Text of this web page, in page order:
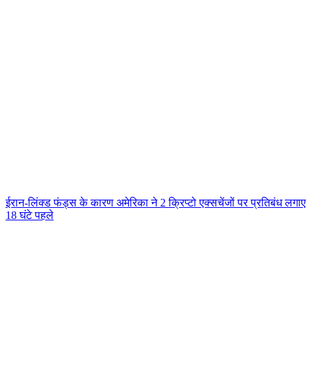
ईरान-लिंक्ड फंड्स के कारण अमेरिका ने 2 क्रिप्टो एक्सचेंजों पर प्रतिबंध लगाए
18 घंटे पहले